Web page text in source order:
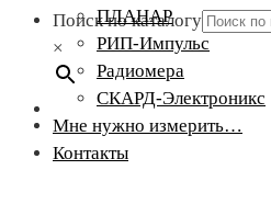
Поиск по каталогу
×
ПЛАНАР
РИП-Импульс
Радиомера
СКАРД-Электроникс
Мне нужно измерить…
Контакты